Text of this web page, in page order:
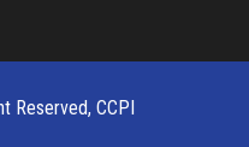
Reserved, CCPI